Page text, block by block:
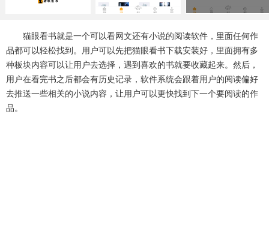
97款应用
猫眼看书就是一个可以看网文还有小说的阅读软件，里面任何作
品都可以轻松找到。用户可以先把猫眼看书下载安装好，里面拥有多
种板块内容可以让用户去选择，遇到喜欢的书就要收藏起来。然后，
用户在看完书之后都会有历史记录，软件系统会跟着用户的阅读偏好
去推送一些相关的小说内容，让用户可以更快找到下一个要阅读的作
品。